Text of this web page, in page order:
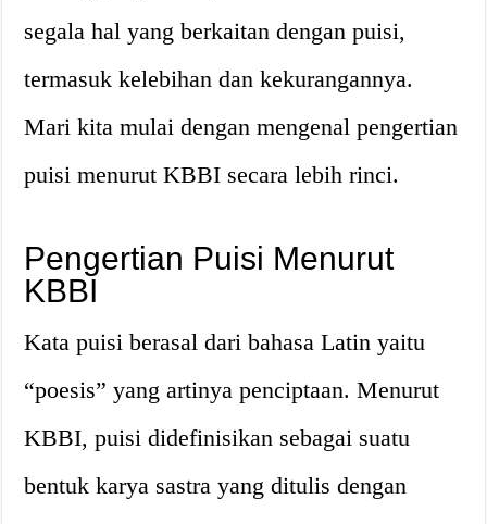
segala hal yang berkaitan dengan puisi,
termasuk kelebihan dan kekurangannya.
Mari kita mulai dengan mengenal pengertian
puisi menurut KBBI secara lebih rinci.
Pengertian Puisi Menurut
KBBI
Kata puisi berasal dari bahasa Latin yaitu
“poesis” yang artinya penciptaan. Menurut
KBBI, puisi didefinisikan sebagai suatu
bentuk karya sastra yang ditulis dengan